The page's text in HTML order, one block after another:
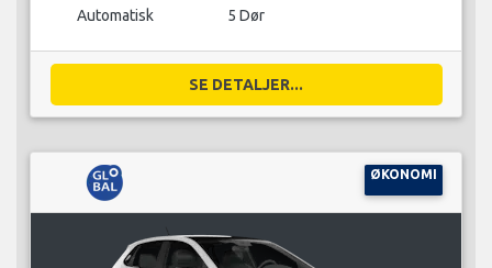
Automatisk 5 Dør
SE DETALJER...
ØKONOMI